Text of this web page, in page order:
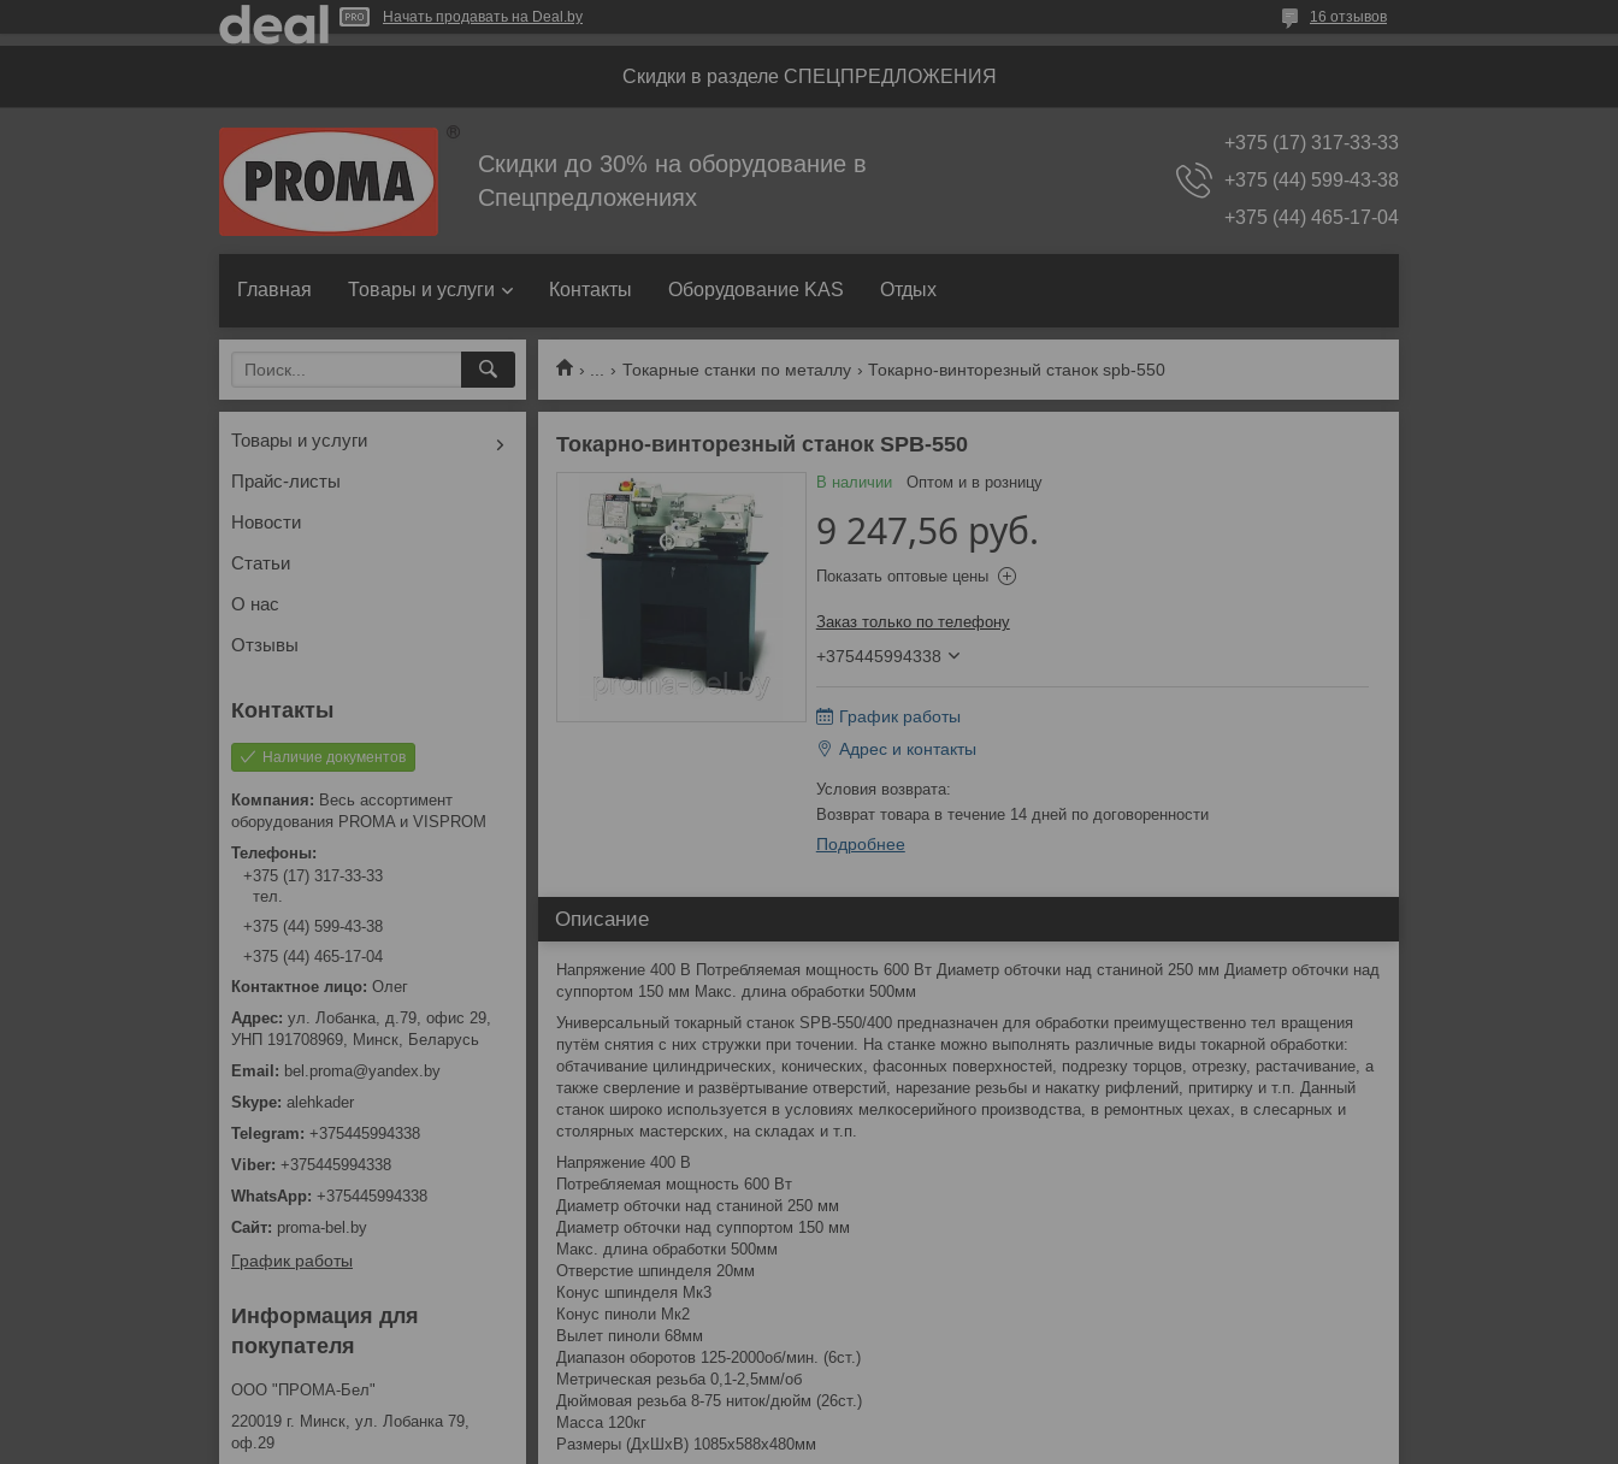
Начать продавать на Deal.by 16 отзывов
Скидки в разделе СПЕЦПРЕДЛОЖЕНИЯ
Скидки до 30% на оборудование в
Спецпредложениях
+375 (17) 317-33-33
+375 (44) 599-43-38
+375 (44) 465-17-04
Главная Товары и услуги Контакты Оборудование KAS Отдых
Токарные станки по металлу Токарно-винторезный станок spb-550
Токарно-винторезный станок SPB-550
В наличии Оптом и в розницу
9 247,56 руб.
Показать оптовые цены
Заказ только по телефону
+375445994338
График работы
Адрес и контакты
возврат товара в течение 14 дней по договоренности
Подробнее
Описание
Напряжение 400 В Потребляемая мощность 600 Вт Диаметр обточки над станиной 250 мм Диаметр обточки над
суппортом 150 мм Макс. длина обработки 500мм
Универсальный токарный станок SPB-550/400 предназначен для обработки преимущественно тел вращения
путём снятия с них стружки при точении. На станке можно выполнять различные виды токарной обработки:
обтачивание цилиндрических, конических, фасонных поверхностей, подрезку торцов, отрезку, растачивание, а
также сверление и развёртывание отверстий, нарезание резьбы и накатку рифлений, притирку и т.п. Данный
станок широко используется в условиях мелкосерийного производства, в ремонтных цехах, в слесарных и
столярных мастерских, на складах и т.п.
Напряжение 400 В
Потребляемая мощность 600 Вт
Диаметр обточки над станиной 250 мм
Диаметр обточки над суппортом 150 мм
Макс. длина обработки 500мм
Отверстие шпинделя 20мм
Конус шпинделя Мк3
Конус пиноли Мк2
Вылет пиноли 68мм
Диапазон оборотов 125-2000об/мин. (6ст.)
Метрическая резьба 0,1-2,5мм/об
Дюймовая резьба 8-75 ниток/дюйм (26ст.)
Масса 120кг
Размеры (ДхШхВ) 1085х588х480мм
Товары и услуги
Прайс-листы
Новости
Статьи
О нас
Отзывы
Наличие документов
Весь ассортимент
оборудования PROMA и VISPROM
+375 (17) 317-33-33
тел.
+375 (44) 599-43-38
+375 (44) 465-17-04
Олег
ул. Лобанка, д.79, офис 29,
УНП 191708969, Минск, Беларусь
bel.proma@yandex.by
alehkader
+375445994338
+375445994338
+375445994338
proma-bel.by
График работы
Информация для
покупателя
ООО "ПРОМА-Бел"
220019 г. Минск, ул. Лобанка 79,
оф.29